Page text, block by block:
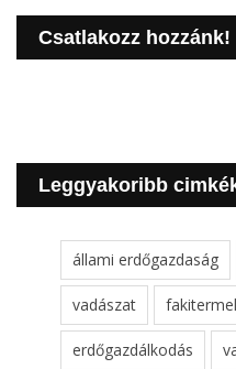
Csatlakozz hozzánk!
Leggyakoribb
állami erdőgazdaság
vadászat
erdőgazdálkodás